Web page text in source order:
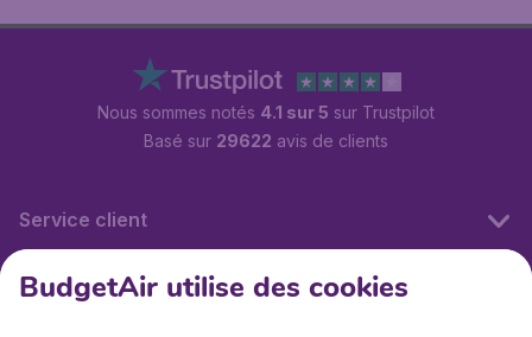
Nous sommes notés 4.1 sur 5 sur Trustpilot
Basé sur 29622 avis de clients
Service client
BudgetAir.fr
BudgetAir utilise des cookies